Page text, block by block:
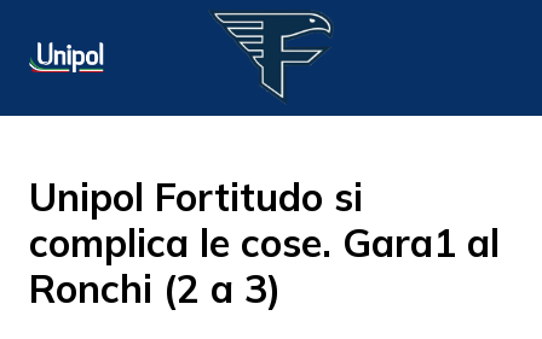
Unipol Fortitudo si
complica le cose. Gara1 al
Ronchi (2 a 3)